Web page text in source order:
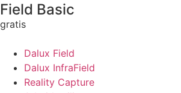
Field Basic
gratis
Dalux Field
Dalux InfraField
Reality Capture